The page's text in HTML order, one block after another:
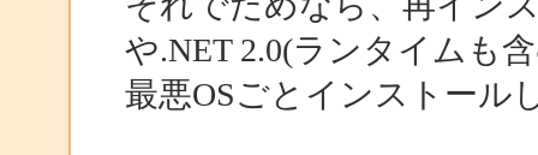
や.NET 2.0(ランタイムも
最悪OSごとインストール